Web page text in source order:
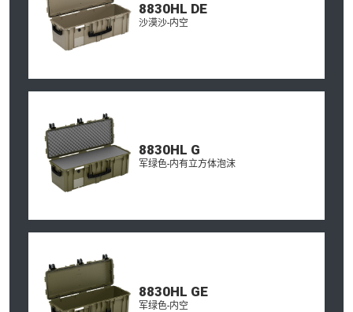
8830HL DE
沙漠沙-内空
8830HL G
军绿色-内有立方体泡沫
8830HL GE
军绿色-内空